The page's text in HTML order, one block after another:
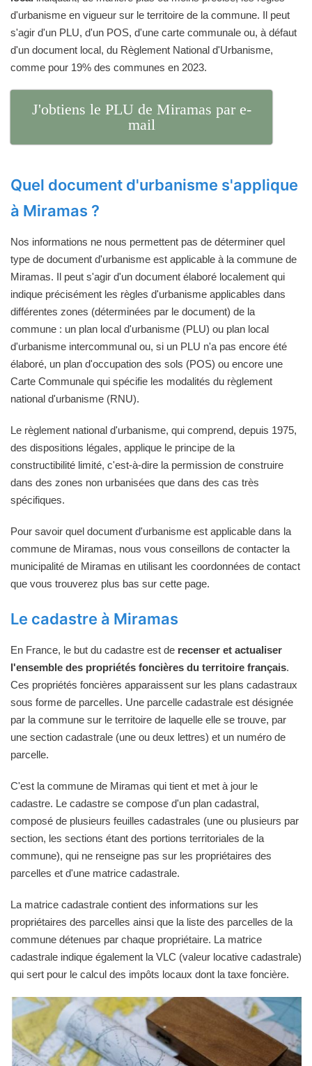
d'urbanisme en vigueur sur le territoire de la commune. Il peut
s'agir d'un PLU, d'un POS, d'une carte communale ou, à défaut
d'un document local, du Règlement National d'Urbanisme,
comme pour 19% des communes en 2023.
J'obtiens le PLU de Miramas par e-
mail
Quel document d'urbanisme s'applique
à Miramas ?
Nos informations ne nous permettent pas de déterminer quel
type de document d'urbanisme est applicable à la commune de
Miramas. Il peut s'agir d'un document élaboré localement qui
indique précisément les règles d'urbanisme applicables dans
différentes zones (déterminées par le document) de la
commune : un plan local d'urbanisme (PLU) ou plan local
d'urbanisme intercommunal ou, si un PLU n'a pas encore été
élaboré, un plan d'occupation des sols (POS) ou encore une
Carte Communale qui spécifie les modalités du règlement
national d'urbanisme (RNU).
Le règlement national d'urbanisme, qui comprend, depuis 1975,
des dispositions légales, applique le principe de la
constructibilité limité, c'est-à-dire la permission de construire
dans des zones non urbanisées que dans des cas très
spécifiques.
Pour savoir quel document d'urbanisme est applicable dans la
commune de Miramas, nous vous conseillons de contacter la
municipalité de Miramas en utilisant les coordonnées de contact
que vous trouverez plus bas sur cette page.
Le cadastre à Miramas
En France, le but du cadastre est de recenser et actualiser
l'ensemble des propriétés foncières du territoire français.
Ces propriétés foncières apparaissent sur les plans cadastraux
sous forme de parcelles. Une parcelle cadastrale est désignée
par la commune sur le territoire de laquelle elle se trouve, par
une section cadastrale (une ou deux lettres) et un numéro de
parcelle.
C'est la commune de Miramas qui tient et met à jour le
cadastre. Le cadastre se compose d'un plan cadastral,
composé de plusieurs feuilles cadastrales (une ou plusieurs par
section, les sections étant des portions territoriales de la
commune), qui ne renseigne pas sur les propriétaires des
parcelles et d'une matrice cadastrale.
La matrice cadastrale contient des informations sur les
propriétaires des parcelles ainsi que la liste des parcelles de la
commune détenues par chaque propriétaire. La matrice
cadastrale indique également la VLC (valeur locative cadastrale)
qui sert pour le calcul des impôts locaux dont la taxe foncière.